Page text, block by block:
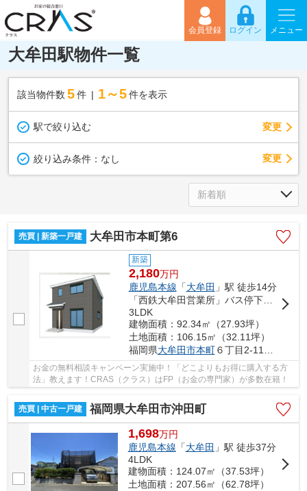
会員登録 ログイン メニュー
大牟田駅物件一覧
該当物件数 5件 1～5 件を表示
駅で絞り込む 変更
絞り込み条件： なし 変更
売買 | 新築一戸建 大牟田市本町第6
新築
2,180万円
鹿児島本線 「大牟田 」駅 徒歩14分
「西鉄大牟田営業所」バス停下車 徒歩2分
3LDK
建物面積：92.34㎡（27.93坪）
土地面積：106.15㎡（32.11坪）
福岡県大牟田市本町６丁目2-11 付近
お金の無料相談キャンペーン実施中！「どこよりもお得に購入する方
法」教えます！CRAS（クラス）はFP（お金の専門家）が多数在籍！
売買 | 中古一戸建 福岡県大牟田市沖田町
1,698万円
鹿児島本線 「大牟田 」駅 徒歩37分
4LDK
建物面積：124.07㎡（37.53坪）
土地面積：207.56㎡（62.78坪）